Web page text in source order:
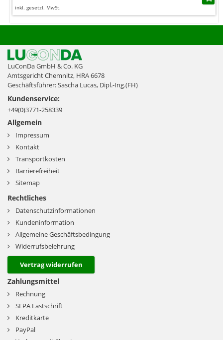
inkl. gesetzl. MwSt.
LuConDa GmbH & Co. KG
Amtsgericht Chemnitz, HRA 6678
Geschäftsführer: Sascha Lucas, Dipl.-Ing.(FH)
Kundenservice:
+49(0)3771-258339
Allgemein
Impressum
Kontakt
Transportkosten
Barrierefreiheit
Sitemap
Rechtliches
Datenschutzinformationen
Kundeninformation
Allgemeine Geschäftsbedingung
Widerrufsbelehrung
Vertrag widerrufen
Zahlungsmittel
Rechnung
SEPA Lastschrift
Kreditkarte
PayPal